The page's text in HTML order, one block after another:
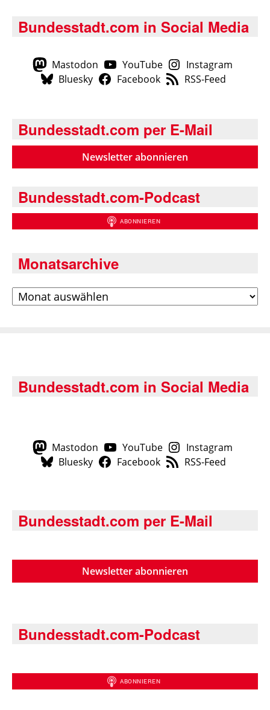
Bundesstadt.com in Social Media
Mastodon YouTube
Instagram
Bluesky
Facebook RSS-Feed
Bundesstadt.com per E-Mail
Newsletter abonnieren
Bundesstadt.com-Podcast
Monatsarchive
Archiv
Bundesstadt.com in Social Media
Mastodon YouTube
Instagram
Bluesky
Facebook RSS-Feed
Bundesstadt.com per E-Mail
Newsletter abonnieren
Bundesstadt.com-Podcast